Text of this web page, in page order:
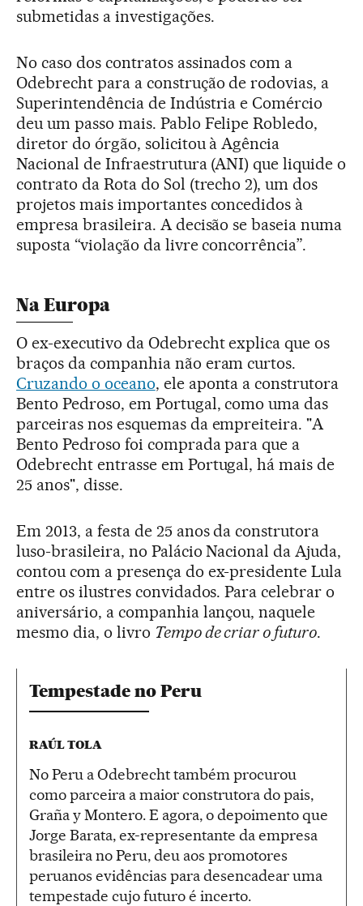
submetidas a investigações.
No caso dos contratos assinados com a
Odebrecht para a construção de rodovias, a
Superintendência de Indústria e Comércio
deu um passo mais. Pablo Felipe Robledo,
diretor do órgão, solicitou à Agência
Nacional de Infraestrutura (ANI) que liquide o
contrato da Rota do Sol (trecho 2), um dos
projetos mais importantes concedidos à
empresa brasileira. A decisão se baseia numa
suposta “violação da livre concorrência”.
Na Europa
O ex-executivo da Odebrecht explica que os
braços da companhia não eram curtos.
Cruzando o oceano, ele aponta a construtora
Bento Pedroso, em Portugal, como uma das
parceiras nos esquemas da empreiteira. "A
Bento Pedroso foi comprada para que a
Odebrecht entrasse em Portugal, há mais de
25 anos", disse.
Em 2013, a festa de 25 anos da construtora
luso-brasileira, no Palácio Nacional da Ajuda,
contou com a presença do ex-presidente Lula
entre os ilustres convidados. Para celebrar o
aniversário, a companhia lançou, naquele
mesmo dia, o livro Tempo de criar o futuro.
Tempestade no Peru
RAÚL TOLA
No Peru a Odebrecht também procurou
como parceira a maior construtora do pais,
Graña y Montero. E agora, o depoimento que
Jorge Barata, ex-representante da empresa
brasileira no Peru, deu aos promotores
peruanos evidências para desencadear uma
tempestade cujo futuro é incerto.